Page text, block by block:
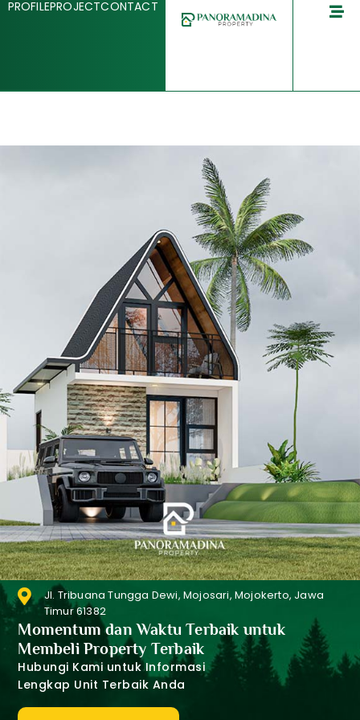
PROFILEPROJECTCONTACT
Jl. Tribuana Tungga Dewi, Mojosari, Mojokerto, Jawa
Timur 61382
Momentum dan Waktu Terbaik untuk
Membeli Property Terbaik
Hubungi Kami untuk Informasi
Lengkap Unit Terbaik Anda